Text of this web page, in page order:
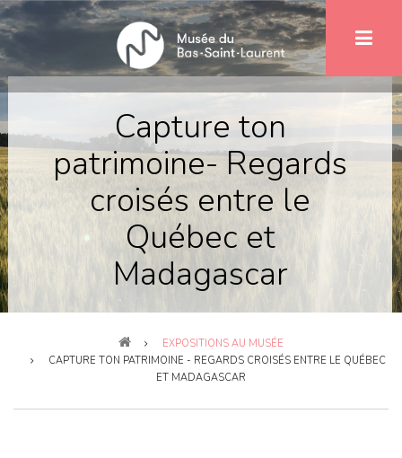
Aller
au
contenu
principal
Capture ton
patrimoine- Regards
croisés entre le
Québec et
Madagascar
d'Ariane
EXPOSITIONS AU MUSÉE
CAPTURE TON PATRIMOINE - REGARDS CROISÉS ENTRE LE QUÉBEC
ET MADAGASCAR